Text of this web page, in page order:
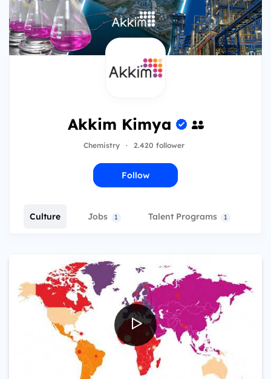
Akkim Kimya
Chemistry · 2.420 follower
Follow
Culture Jobs 1 Talent Programs 1